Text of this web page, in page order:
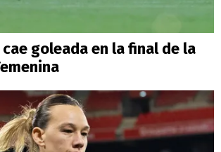
goleada en la final de la